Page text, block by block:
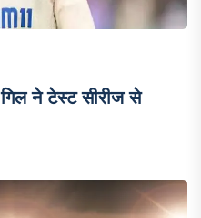
ने टेस्ट सीरीज से